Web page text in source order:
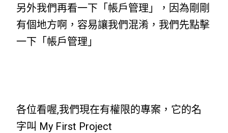
另外我們再看一下「帳戶管理」，因為剛剛
有個地方啊，容易讓我們混淆，我們先點擊
一下「帳戶管理」
各位看喔,我們現在有權限的專案，它的名
字叫 My First Project